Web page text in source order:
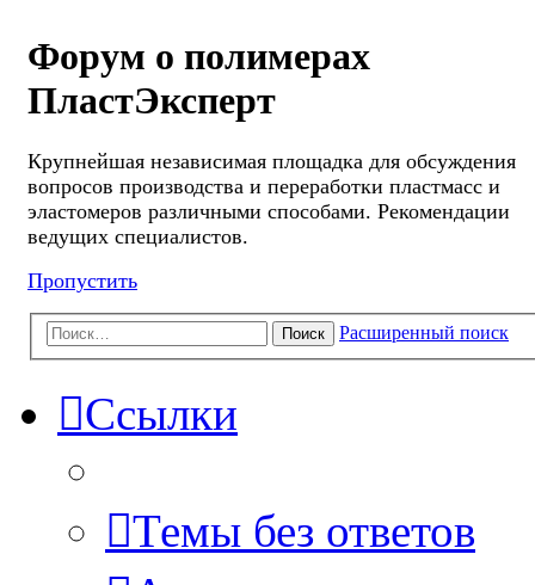
Форум о полимерах
ПластЭксперт
Крупнейшая независимая площадка для обсуждения
вопросов производства и переработки пластмасс и
эластомеров различными способами. Рекомендации
ведущих специалистов.
Пропустить
Поиск Расширенный поиск
Ссылки
Темы без ответов